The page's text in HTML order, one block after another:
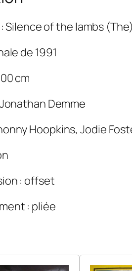
Silence of the lambs (The)
de 1991
cm
Demme
Hoopkins, Jodie
: offset
: pliée